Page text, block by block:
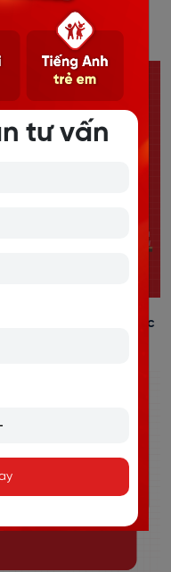
Anh Siêu Dễ,
Tiếng Anh: Cấu Trúc
tư vấn